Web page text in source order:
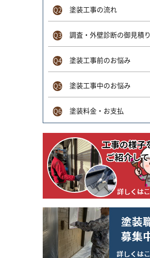
Q2 塗装工事の流れ
Q3 調査・外壁診断の御見積り
Q4 塗装工事前のお悩み
Q5 塗装工事中のお悩み
Q6 塗装料金・お支払